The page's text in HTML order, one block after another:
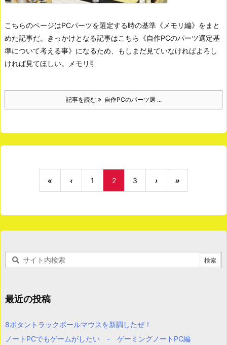
こちらのページはPCパーツを選定する時の基準《メモリ編》をまと
めた記事だ。きっかけとなる記事はこちら《自作PCのパーツ選定基
準について考える事》になるため、もしまだ見ていなければよろし
ければ見てほしい。
メモリ 引
記事を読む 自作PCのパーツ選 ...
« ‹ 1 2 3 › »
最近の投稿
8ボタントラックボールマウスを新調したぜ！
ノートPCでもゲームがしたい - ゲーミングノートPC編